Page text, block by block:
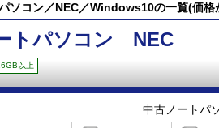
ソコン／NEC／Windows10の一覧(価格
トパソコン NEC
以上
中古ノートパ